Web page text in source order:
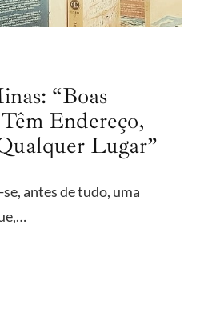
“Boas
Endereço,
Lugar”
antes de tudo, uma